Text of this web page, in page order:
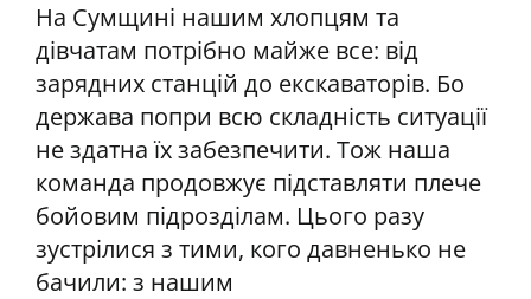
На Сумщині нашим хлопцям та
дівчатам потрібно майже все: від
зарядних станцій до екскаваторів. Бо
держава попри всю складність ситуації
не здатна їх забезпечити. Тож наша
команда продовжує підставляти плече
бойовим підрозділам. Цього разу
зустрілися з тими, кого давненько не
бачили: з нашим